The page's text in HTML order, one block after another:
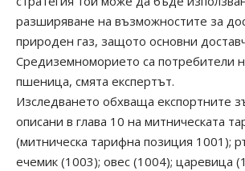
разширяване на възможностите за
природен газ, защото основни
Средиземноморието са потребители
пшеница, смята експертът.
Изследването обхваща експортните
описани в глава 10 на митническата
(митническа тарифна позиция 1001);
ечемик (1003); овес (1004); царевица